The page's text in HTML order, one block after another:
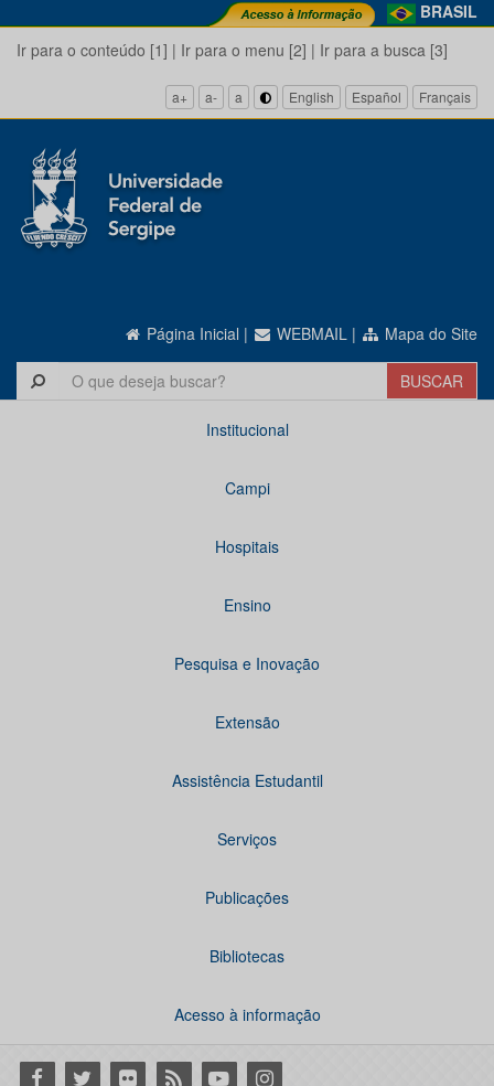
BRASIL
Ir para o conteúdo [1] | Ir para o menu [2] | Ir para a busca [3]
a+ a- a English Español Français
Página Inicial | WEBMAIL | Mapa do Site
Institucional
Campi
Hospitais
Ensino
Pesquisa e Inovação
Extensão
Assistência Estudantil
Serviços
Publicações
Bibliotecas
Acesso à informação
Facebook
Twitter Flickr RSS YoutubeInstagram